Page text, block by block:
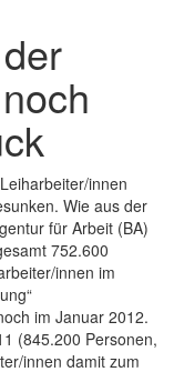
innen
Wie aus der
für Arbeit (BA)
752.600
innen im
im Januar 2012.
(845.200 Personen,
innen damit zum